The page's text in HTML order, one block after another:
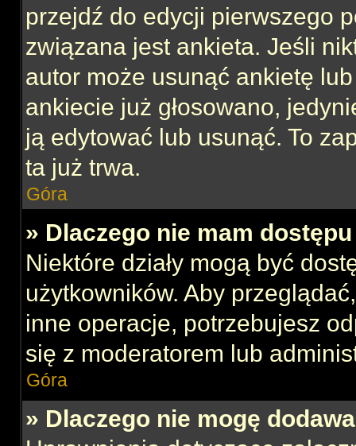
przejdź do edycji pierwszego
związana jest ankieta. Jeśli
autor może usunąć ankietę
ankiecie już głosowano,
ją edytować lub usunąć. To
ta już trwa.
Góra
» Dlaczego nie mam dostępu
Niektóre działy mogą być
użytkowników. Aby
inne operacje, potrzebujesz
się z moderatorem lub
Góra
» Dlaczego nie mogę